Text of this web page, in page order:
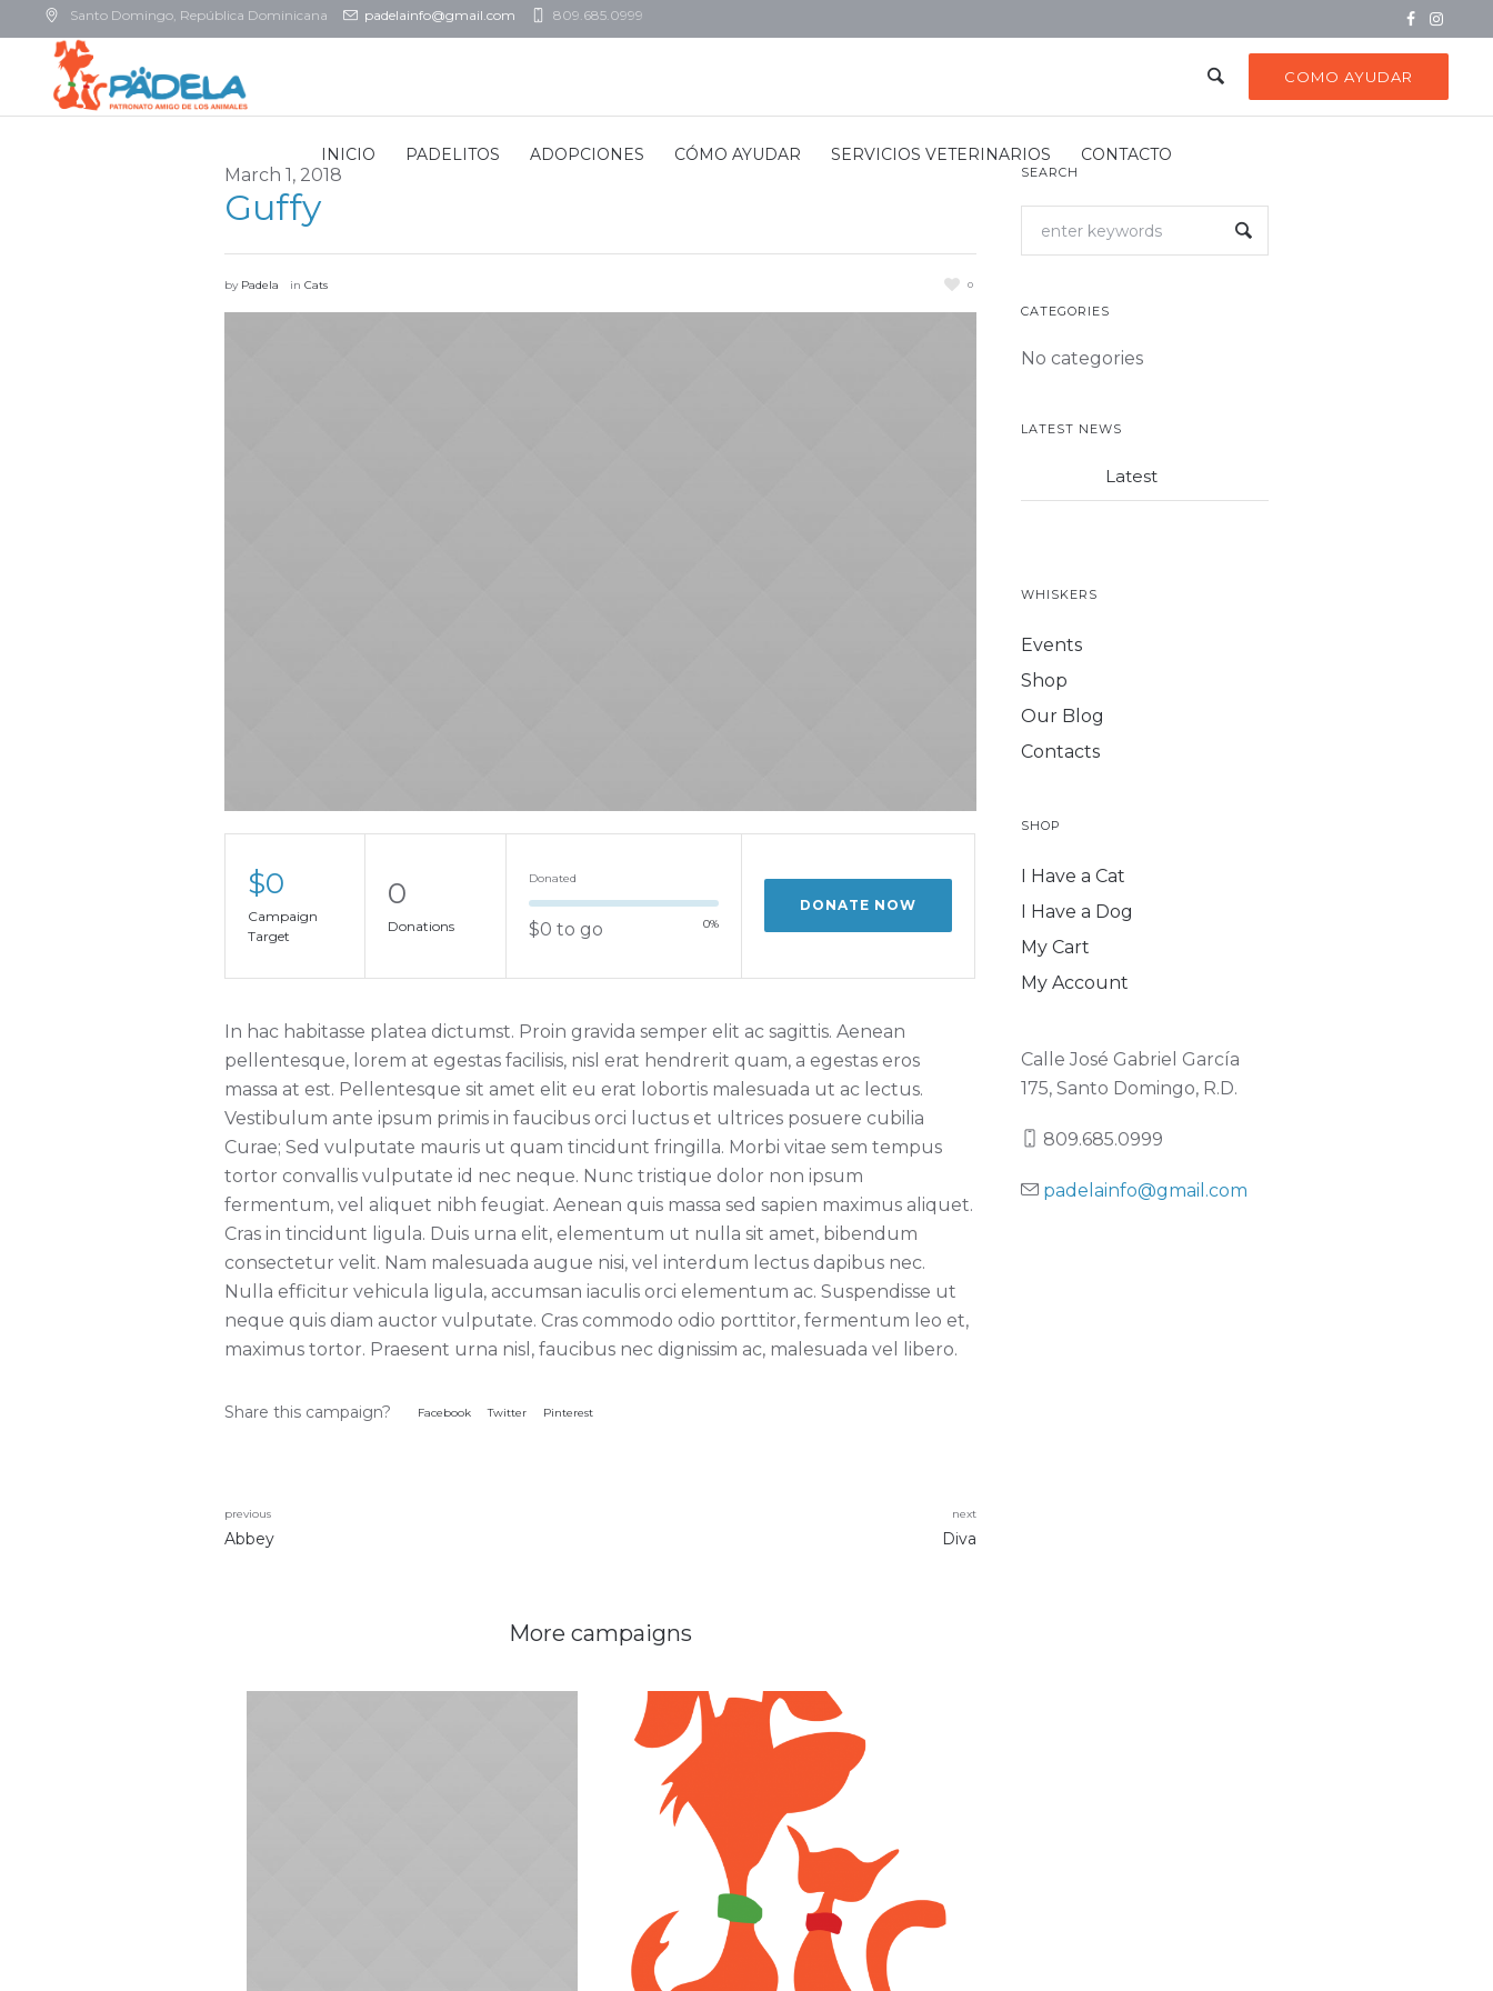
Santo Domingo, República Dominicana padelainfo@gmail.com 809.685.0999
COMO AYUDAR
INICIO PADELITOS ADOPCIONES CÓMO AYUDAR SERVICIOS VETERINARIOS CONTACTO
March 1, 2018
Guffy
0
by Padela in Cats
$0
Campaign
Target
0
Donations 0%
Donated
$0 to go
DONATE NOW
In hac habitasse platea dictumst. Proin gravida semper elit ac sagittis. Aenean
pellentesque, lorem at egestas facilisis, nisl erat hendrerit quam, a egestas eros
massa at est. Pellentesque sit amet elit eu erat lobortis malesuada ut ac lectus.
Vestibulum ante ipsum primis in faucibus orci luctus et ultrices posuere cubilia
Curae; Sed vulputate mauris ut quam tincidunt fringilla. Morbi vitae sem tempus
tortor convallis vulputate id nec neque. Nunc tristique dolor non ipsum
fermentum, vel aliquet nibh feugiat. Aenean quis massa sed sapien maximus aliquet.
Cras in tincidunt ligula. Duis urna elit, elementum ut nulla sit amet, bibendum
consectetur velit. Nam malesuada augue nisi, vel interdum lectus dapibus nec.
Nulla efficitur vehicula ligula, accumsan iaculis orci elementum ac. Suspendisse ut
neque quis diam auctor vulputate. Cras commodo odio porttitor, fermentum leo et,
maximus tortor. Praesent urna nisl, faucibus nec dignissim ac, malesuada vel libero.
Share this campaign? Facebook Twitter Pinterest
Abbey
previous
Diva
next
More campaigns
SEARCH
CATEGORIES
No categories
LATEST NEWS
Latest
WHISKERS
Events
Shop
Our Blog
Contacts
SHOP
I Have a Cat
I Have a Dog
My Cart
My Account
Calle José Gabriel García
175, Santo Domingo, R.D.
809.685.0999
padelainfo@gmail.com